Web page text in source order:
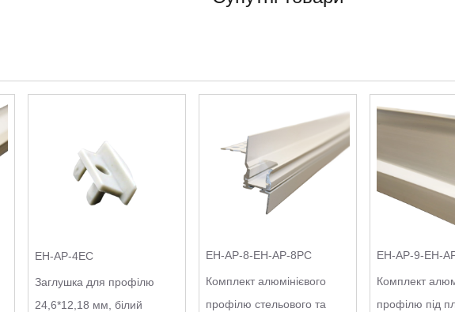
EH-AP-4EC
Заглушка для профілю
24,6*12,18 мм, білий
EH-AP-8-EH-AP-8PC
Комплект алюмінієвого
профілю стельового та
EH-AP-9-EH-
Комплект
профілю під